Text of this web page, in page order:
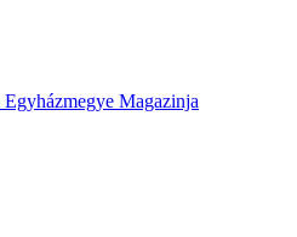
Magazinja